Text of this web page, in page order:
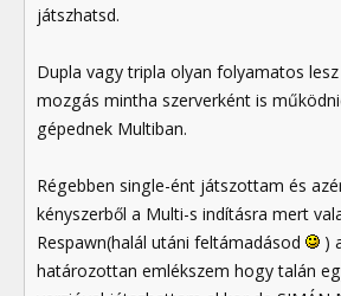
játszhatsd.
Dupla vagy tripla olyan folyamatos
mozgás mintha szerverként is
gépednek Multiban.
Régebben single-ént játszottam és
kényszerből a Multi-s indításra mert
Respawn(halál utáni feltámadásod
)
határozottan emlékszem hogy talán